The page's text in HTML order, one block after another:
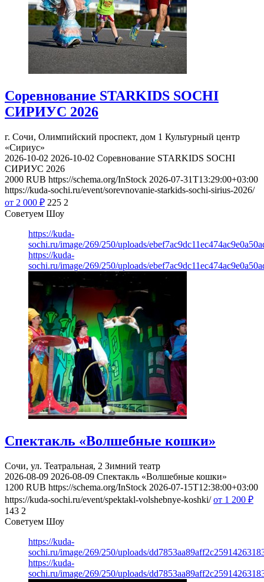
Соревнование STARKIDS SOCHI
СИРИУС 2026
г. Сочи, Олимпийский проспект, дом 1 Культурный центр
«Сириус»
2026-10-02 2026-10-02 Соревнование STARKIDS SOCHI
СИРИУС 2026
2000 RUB https://schema.org/InStock 2026-07-31T13:29:00+03:00
https://kuda-sochi.ru/event/sorevnovanie-starkids-sochi-sirius-2026/
от 2 000 ₽ 225 2
Советуем Шоу
https://kuda-
sochi.ru/image/269/250/uploads/
https://kuda-
sochi.ru/image/269/250/uploads/
Спектакль «Волшебные кошки»
Сочи, ул. Театральная, 2 Зимний театр
2026-08-09 2026-08-09 Спектакль «Волшебные кошки»
1200 RUB https://schema.org/InStock 2026-07-15T12:38:00+03:00
https://kuda-sochi.ru/event/spektakl-volshebnye-koshki/ от 1 200 ₽
143 2
Советуем Шоу
https://kuda-
sochi.ru/image/269/250/uploads/
https://kuda-
sochi.ru/image/269/250/uploads/